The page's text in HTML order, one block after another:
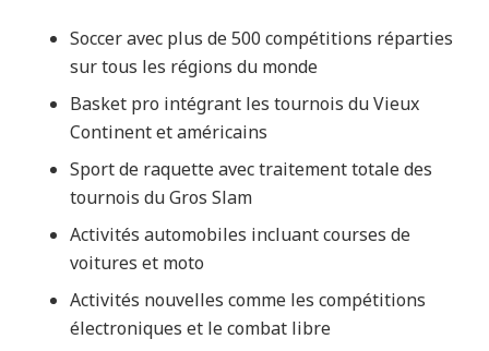
Soccer avec plus de 500 compétitions réparties
sur tous les régions du monde
Basket pro intégrant les tournois du Vieux
Continent et américains
Sport de raquette avec traitement totale des
tournois du Gros Slam
Activités automobiles incluant courses de
voitures et moto
Activités nouvelles comme les compétitions
électroniques et le combat libre